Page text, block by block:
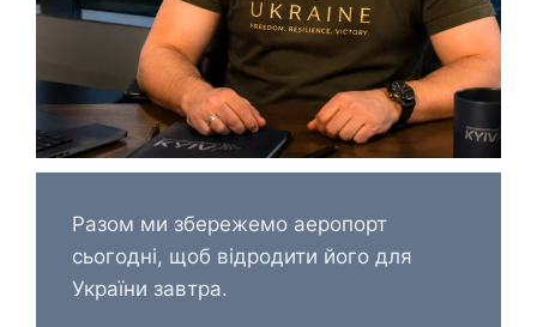
Разом ми збережемо аеропорт
сьогодні, щоб відродити його для
України завтра.